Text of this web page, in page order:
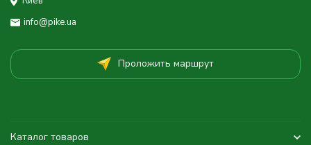
info@pike.ua
Проложить маршрут
Каталог товаров